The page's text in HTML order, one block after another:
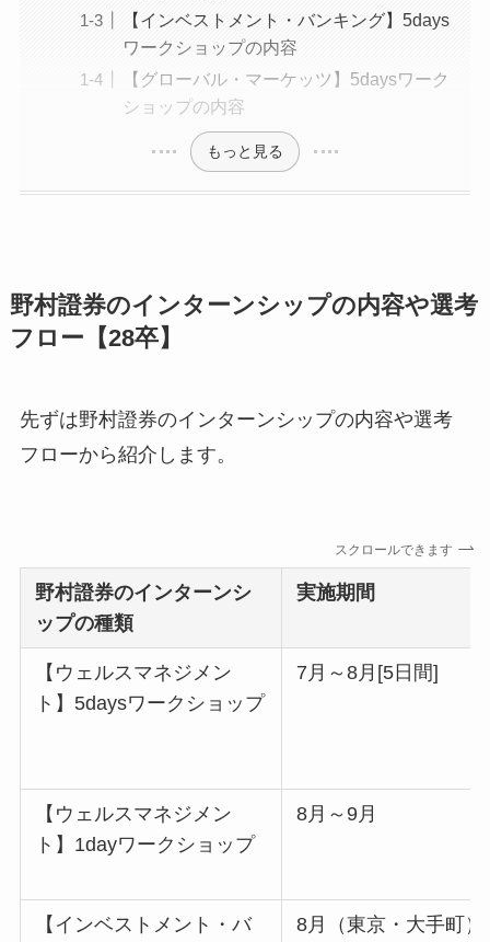
【インベストメント・バンキング】5days
ワークショップの内容
【グローバル・マーケッツ】5daysワーク
ショップの内容
もっと見る
野村證券のインターンシップの内容や選考
フロー【28卒】
先ずは野村證券のインターンシップの内容や選考
フローから紹介します。
スクロールできます
野村證券のインターンシ
ップの種類
実施期間
【ウェルスマネジメン
ト】5daysワークショップ
7月～8月[5日間]
【ウェルスマネジメン
ト】1dayワークショップ
8月～9月
【インベストメント・バ 8月（東京・大手町）